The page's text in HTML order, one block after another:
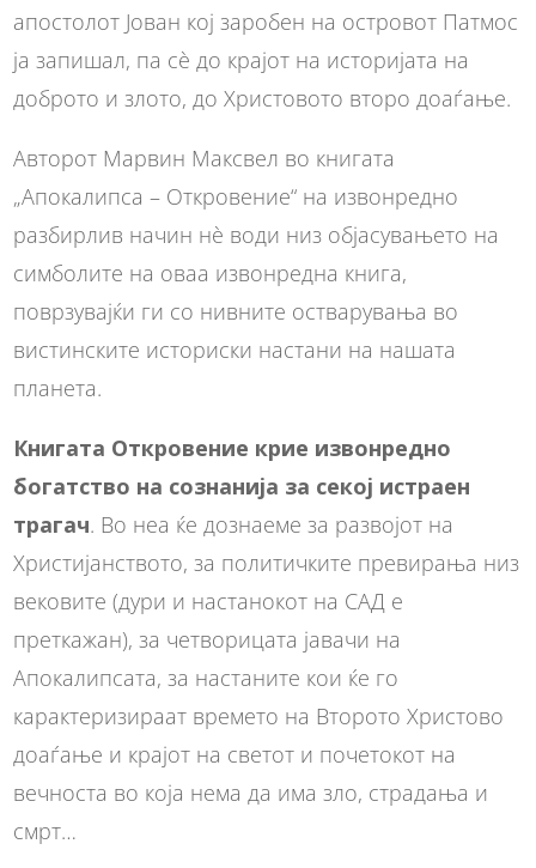
апостолот Јован кој заробен на островот Патмос
ја запишал, па сè до крајот на историјата на
доброто и злото, до Христовото второ доаѓање.
Авторот Марвин Максвел во книгата
„Апокалипса – Откровение“ на извонредно
разбирлив начин нè води низ објасувањето на
симболите на оваа извонредна книга,
поврзувајќи ги со нивните остварувања во
вистинските историски настани на нашата
планета.
Книгата Откровение крие извонредно
богатство на сознанија за секој истраен
трагач. Во неа ќе дознаеме за развојот на
Христијанството, за политичките превирања низ
вековите (дури и настанокот на САД е
преткажан), за четворицата јавачи на
Апокалипсата, за настаните кои ќе го
карактеризираат времето на Второто Христово
доаѓање и крајот на светот и почетокот на
вечноста во која нема да има зло, страдања и
смрт…